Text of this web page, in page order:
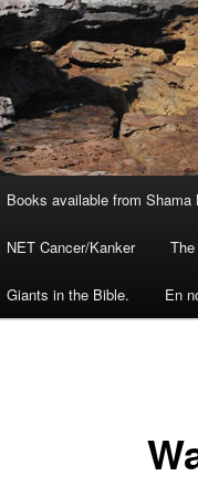
Books available from
NET Cancer/Kanker
Giants in the Bible. En